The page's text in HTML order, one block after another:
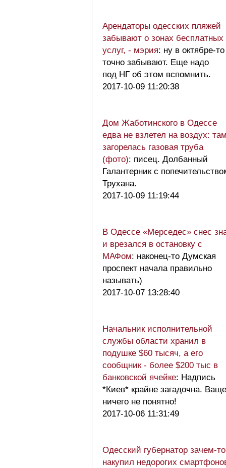
Арендаторы одесских пляжей
забывают о зонах бесплатных
услуг, - мэрия: ну в октябре-то
точно забывают. Еще надо
под НГ об этом вспомнить.
2017-10-09 11:20:38
Дом Жаботинского в Одессе
едва не взлетел на воздух:
загорелась газовая труба
(фото): писец. Долбанный
Галантерник с
Трухана.
2017-10-09 11:19:44
В Одессе «Мерседес» снес
и врезался в остановку с
МАФом: наконец-то Думская
проспект начала правильно
называть)
2017-10-07 13:28:40
Начальник исполнительной
службы области хранил в
подушке $60 тысяч, а его
сообщник - более $200 тыс в
банковской ячейке: Надпись
*Киев* крайне загадочна. Ваще
ничего не понятно!
2017-10-06 11:31:49
Одесский губернатор зачем-то
накупил недорогих